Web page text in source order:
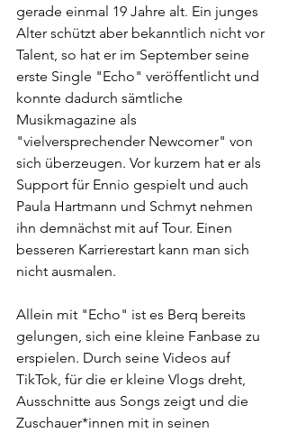
gerade einmal 19 Jahre alt. Ein junges
Alter schützt aber bekanntlich nicht vor
Talent, so hat er im September seine
erste Single "Echo" veröffentlicht und
konnte dadurch sämtliche
Musikmagazine als
"vielversprechender Newcomer" von
sich überzeugen. Vor kurzem hat er als
Support für Ennio gespielt und auch
Paula Hartmann und Schmyt nehmen
ihn demnächst mit auf Tour. Einen
besseren Karrierestart kann man sich
nicht ausmalen.
Allein mit "Echo" ist es Berq bereits
gelungen, sich eine kleine Fanbase zu
erspielen. Durch seine Videos auf
TikTok, für die er kleine Vlogs dreht,
Ausschnitte aus Songs zeigt und die
Zuschauer*innen mit in seinen